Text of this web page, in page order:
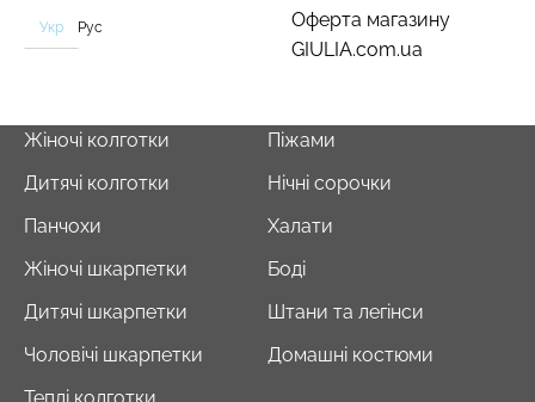
Оферта магазину
GIULIA.com.ua
Укр Рус
Жіночі колготки
Дитячі колготки
Панчохи
Жіночі шкарпетки
Дитячі шкарпетки
Чоловічі шкарпетки
Піжами
Нічні сорочки
Халати
Боді
Штани та легінси
Домашні костюми
Безшовний топ на
бретелях CAMI TOP
279 грн.399 грн.
Безшовний топ з легкою
корекцією BRA
SHAPEWEAR nude
489 грн.699 грн.